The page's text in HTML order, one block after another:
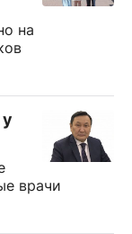
на
врачи